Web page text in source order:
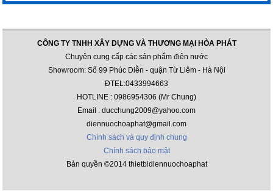
CÔNG TY TNHH XÂY DỰNG VÀ THƯƠNG MẠI HÒA PHÁT
Chuyên cung cấp các sản phẩm điên nước
Showroom: Số 99 Phúc Diễn - quận Từ Liêm - Hà Nội
ĐTEL:0433994663
HOTLINE : 0986954306 (Mr Chung)
Email : ducchung2009@yahoo.com
diennuochoaphat@gmail.com
Chính sách và quy định chung
Chính sách bảo mật
Bản quyền ©2014 thietbidiennuochoaphat